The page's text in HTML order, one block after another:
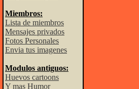
Miembros:
Lista de miembros
Mensajes privados
Fotos Personales
Envia tus imagenes
Modulos antiguos:
Huevos cartoons
Y mas Humor